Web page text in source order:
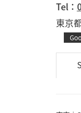
Tel：
東京